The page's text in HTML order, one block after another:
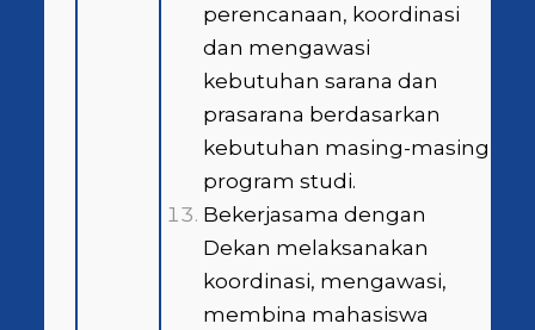
perencanaan, koordinasi
dan mengawasi
kebutuhan sarana dan
prasarana berdasarkan
kebutuhan masing-masing
program studi.
Bekerjasama dengan
Dekan melaksanakan
koordinasi, mengawasi,
membina mahasiswa